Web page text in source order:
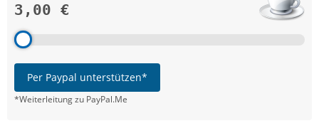
3,00 €
Per Paypal unterstützen*
*Weiterleitung zu PayPal.Me